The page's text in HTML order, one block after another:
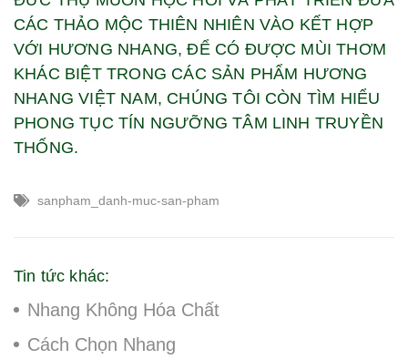
CÁC THẢO MỘC THIÊN NHIÊN VÀO KẾT HỢP
VỚI HƯƠNG NHANG, ĐỂ CÓ ĐƯỢC MÙI THƠM
KHÁC BIỆT TRONG CÁC SẢN PHẨM HƯƠNG
NHANG VIỆT NAM, CHÚNG TÔI CÒN TÌM HIỂU
PHONG TỤC TÍN NGƯỠNG TÂM LINH TRUYỀN
THỐNG.
sanpham_danh-muc-san-pham
Tin tức khác:
Nhang Không Hóa Chất
Cách Chọn Nhang